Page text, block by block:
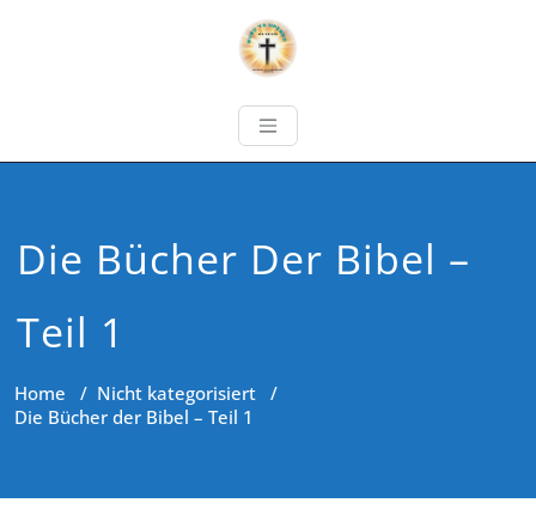
Die Bücher Der Bibel –
Teil 1
Home / Nicht kategorisiert /
Die Bücher der Bibel – Teil 1